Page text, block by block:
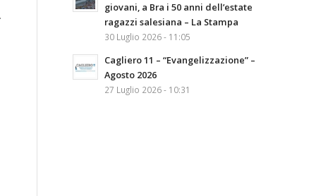
giovani, a Bra i 50 anni dell’estate
ragazzi salesiana – La Stampa
30 Luglio 2026 - 11:05
Cagliero 11 – “Evangelizzazione” –
Agosto 2026
27 Luglio 2026 - 10:31